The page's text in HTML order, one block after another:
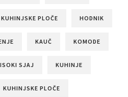
PLOČE HODNIK
KAUČ KOMODE
SJAJ KUHINJE
KUHINJSKE PLOČE